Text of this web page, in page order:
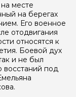
месте
на берегах
Его военное
отодвигания
относятся к
Боевой дух
и не был
восстаний под